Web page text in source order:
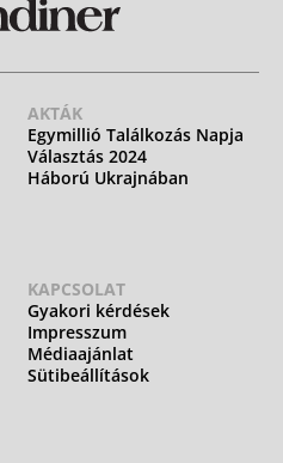
AKTÁK
Egymillió Találkozás Napja
Választás 2024
Háború Ukrajnában
KAPCSOLAT
Gyakori kérdések
Impresszum
Médiaajánlat
Sütibeállítások